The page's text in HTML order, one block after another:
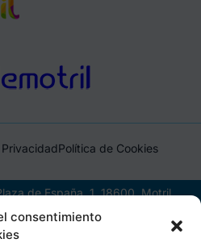
consentimiento
Política de Cookies
de España, 1, 18600, Motril,
DIR3: L01181400